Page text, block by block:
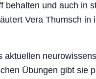
behalten und auch in
Vera Thumsch in
aktuellen
Übungen gibt sie